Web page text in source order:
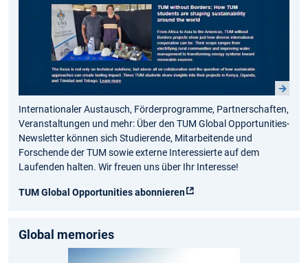
Internationaler Austausch, Förderprogramme, Partnerschaften,
Veranstaltungen und mehr: Über den TUM Global Opportunities-
Newsletter können sich Studierende, Mitarbeitende und
Forschende der TUM sowie externe Interessierte auf dem
Laufenden halten. Wir freuen uns über Ihr Interesse!
TUM Global Opportunities abonnieren
Global memories